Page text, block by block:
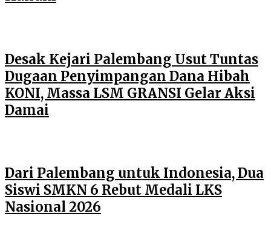
Desak Kejari Palembang Usut Tuntas
Dugaan Penyimpangan Dana Hibah
KONI, Massa LSM GRANSI Gelar Aksi
Damai
Dari Palembang untuk Indonesia, Dua
Siswi SMKN 6 Rebut Medali LKS
Nasional 2026